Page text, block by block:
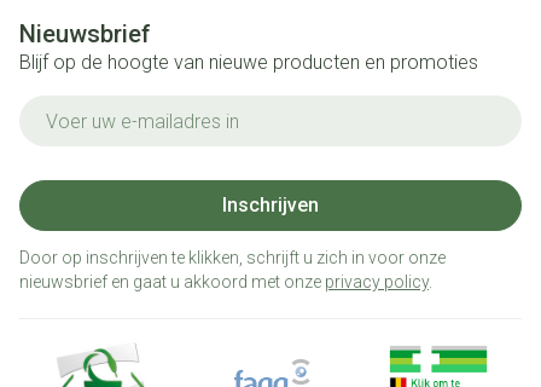
Nieuwsbrief
Blijf op de hoogte van nieuwe producten en promoties
Inschrijven
Door op inschrijven te klikken, schrijft u zich in voor onze
nieuwsbrief en gaat u akkoord met onze privacy policy.